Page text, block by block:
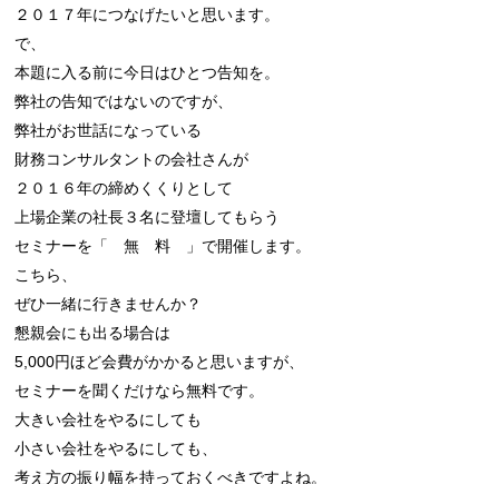
２０１７年につなげたいと思います。
で、
本題に入る前に今日はひとつ告知を。
弊社の告知ではないのですが、
弊社がお世話になっている
財務コンサルタントの会社さんが
２０１６年の締めくくりとして
上場企業の社長３名に登壇してもらう
セミナーを「　無　料　」で開催します。
こちら、
ぜひ一緒に行きませんか？
懇親会にも出る場合は
5,000円ほど会費がかかると思いますが、
セミナーを聞くだけなら無料です。
大きい会社をやるにしても
小さい会社をやるにしても、
考え方の振り幅を持っておくべきですよね。